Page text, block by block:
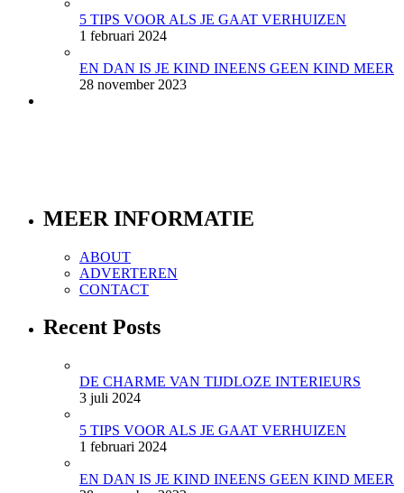
5 TIPS VOOR ALS JE GAAT VERHUIZEN
1 februari 2024
EN DAN IS JE KIND INEENS GEEN KIND MEER
28 november 2023
MEER INFORMATIE
ABOUT
ADVERTEREN
CONTACT
Recent Posts
DE CHARME VAN TIJDLOZE INTERIEURS
3 juli 2024
5 TIPS VOOR ALS JE GAAT VERHUIZEN
1 februari 2024
EN DAN IS JE KIND INEENS GEEN KIND MEER